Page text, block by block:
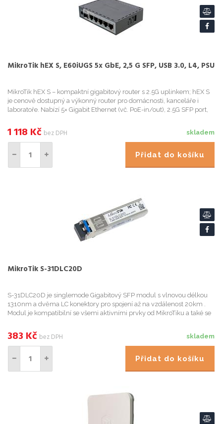
MikroTik hEX S, E60iUGS 5x GbE, 2,5 G SFP, USB 3.0, L4, PSU
MikroTik hEX S – kompaktní gigabitový router s 2.5G uplinkem; hEX S
je cenově dostupný a výkonný router pro domácnosti, kanceláře i
laboratoře. Nabízí 5× Gigabit Ethernet (vč. PoE-in/out), 2.5G SFP port,
skladem
1 118 Kč bez DPH
Přidat do košíku
MikroTik S-31DLC20D
S-31DLC20D je singlemode Gigabitový SFP modul s vlnovou délkou
1310nm a dvěma LC konektory pro spojení až na vzdálenost 20km .
Modul je kompatibilní se všemi aktivními prvky od MikroTiku a také se
skladem
383 Kč bez DPH
Přidat do košíku